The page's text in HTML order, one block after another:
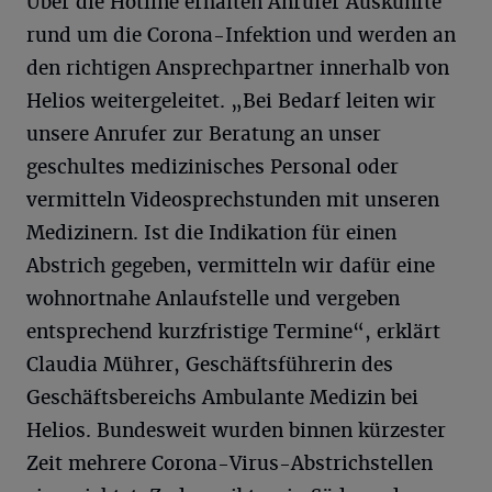
rund um die Corona-Infektion und werden an
den richtigen Ansprechpartner innerhalb von
Helios weitergeleitet. „Bei Bedarf leiten wir
unsere Anrufer zur Beratung an unser
geschultes medizinisches Personal oder
vermitteln Videosprechstunden mit unseren
Medizinern. Ist die Indikation für einen
Abstrich gegeben, vermitteln wir dafür eine
wohnortnahe Anlaufstelle und vergeben
entsprechend kurzfristige Termine“, erklärt
Claudia Mührer, Geschäftsführerin des
Geschäftsbereichs Ambulante Medizin bei
Helios. Bundesweit wurden binnen kürzester
Zeit mehrere Corona-Virus-Abstrichstellen